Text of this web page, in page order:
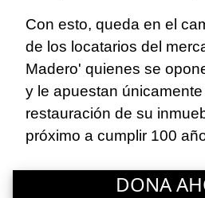
Con esto, queda en el
de los locatarios del
Madero' quienes se
y le apuestan
restauración de su
próximo a cumplir 100
DONA